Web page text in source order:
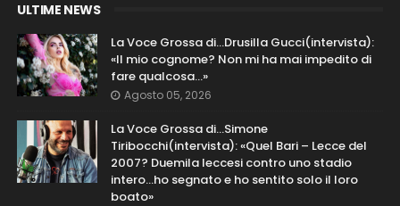
ULTIME NEWS
La Voce Grossa di…Drusilla Gucci(intervista):
«Il mio cognome? Non mi ha mai impedito di
fare qualcosa…»
Agosto 05, 2026
La Voce Grossa di…Simone
Tiribocchi(intervista): «Quel Bari – Lecce del
2007? Duemila leccesi contro uno stadio
intero...ho segnato e ho sentito solo il loro
boato»